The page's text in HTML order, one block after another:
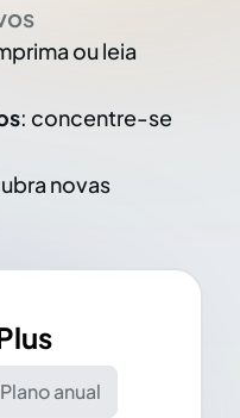
ou leia
: concentre-se
novas
Plano anual